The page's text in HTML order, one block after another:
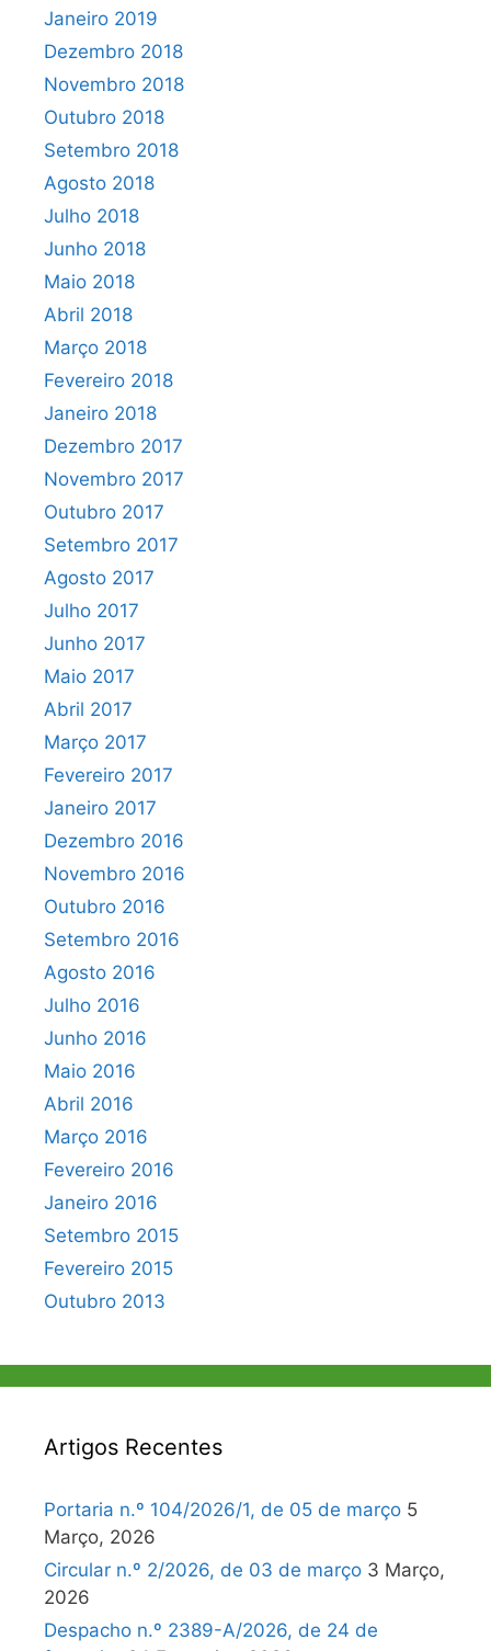
Janeiro 2019
Dezembro 2018
Novembro 2018
Outubro 2018
Setembro 2018
Agosto 2018
Julho 2018
Junho 2018
Maio 2018
Abril 2018
Março 2018
Fevereiro 2018
Janeiro 2018
Dezembro 2017
Novembro 2017
Outubro 2017
Setembro 2017
Agosto 2017
Julho 2017
Junho 2017
Maio 2017
Abril 2017
Março 2017
Fevereiro 2017
Janeiro 2017
Dezembro 2016
Novembro 2016
Outubro 2016
Setembro 2016
Agosto 2016
Julho 2016
Junho 2016
Maio 2016
Abril 2016
Março 2016
Fevereiro 2016
Janeiro 2016
Setembro 2015
Fevereiro 2015
Outubro 2013
Artigos Recentes
Portaria n.º 104/2026/1, de 05 de março 5
Março, 2026
Circular n.º 2/2026, de 03 de março 3 Março,
2026
Despacho n.º 2389-A/2026, de 24 de